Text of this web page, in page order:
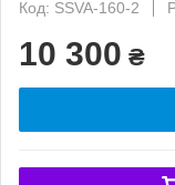
Код: SSVA-160-2
10 300 ₴